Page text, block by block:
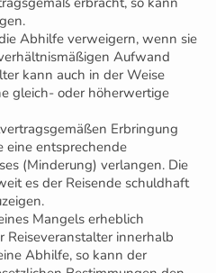
Abhilfe verweigern, wenn sie
Aufwand
kann auch in der Weise
gleich- oder höherwertige
Erbringung
eine entsprechende
(Minderung) verlangen. Die
es der Reisende schuldhaft
Mangels erheblich
innerhalb
Abhilfe, so kann der